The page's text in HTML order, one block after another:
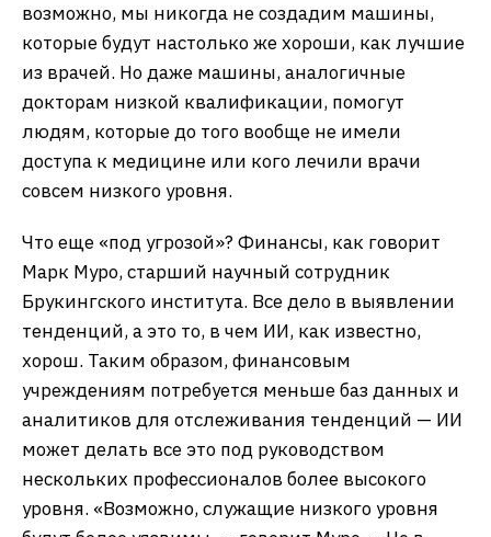
возможно, мы никогда не создадим машины,
которые будут настолько же хороши, как лучшие
из врачей. Но даже машины, аналогичные
докторам низкой квалификации, помогут
людям, которые до того вообще не имели
доступа к медицине или кого лечили врачи
совсем низкого уровня.
Что еще «под угрозой»? Финансы, как говорит
Марк Муро, старший научный сотрудник
Брукингского института. Все дело в выявлении
тенденций, а это то, в чем ИИ, как известно,
хорош. Таким образом, финансовым
учреждениям потребуется меньше баз данных и
аналитиков для отслеживания тенденций — ИИ
может делать все это под руководством
нескольких профессионалов более высокого
уровня. «Возможно, служащие низкого уровня